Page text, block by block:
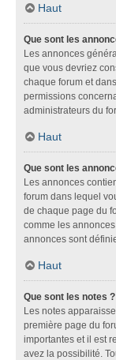
Haut
Que sont les
Les annonces
que vous devriez
chaque forum et
permissions
administrateurs du
Haut
Que sont les
Les annonces
forum dans lequel
de chaque page du
comme les
annonces sont
Haut
Que sont les notes ?
Les notes
première page du
importantes et il est
avez la possibilité.